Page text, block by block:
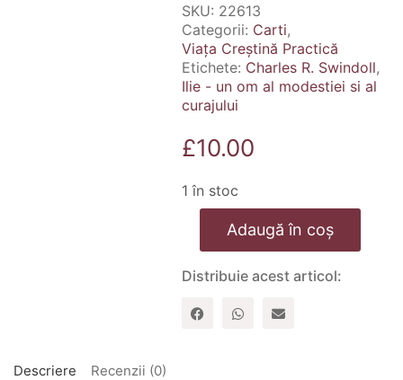
SKU: 22613
Categorii: Carti,
Viața Creștină Practică
Etichete: Charles R. Swindoll,
Ilie - un om al modestiei si al
curajului
£10.00
1 în stoc
Cantitate
un
om
modestiei
Adaugă în coș
Distribuie acest articol:
Descriere
Recenzii (0)